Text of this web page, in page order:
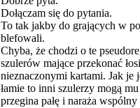
Dołączam się do pytania.
To tak jakby do grających w
blefowali.
Chyba, że chodzi o te
szulerów mające przekonać
nieznaczonymi kartami. Jak je
łamie to inni szulerzy mogą
przegina pałę i naraża wspólny